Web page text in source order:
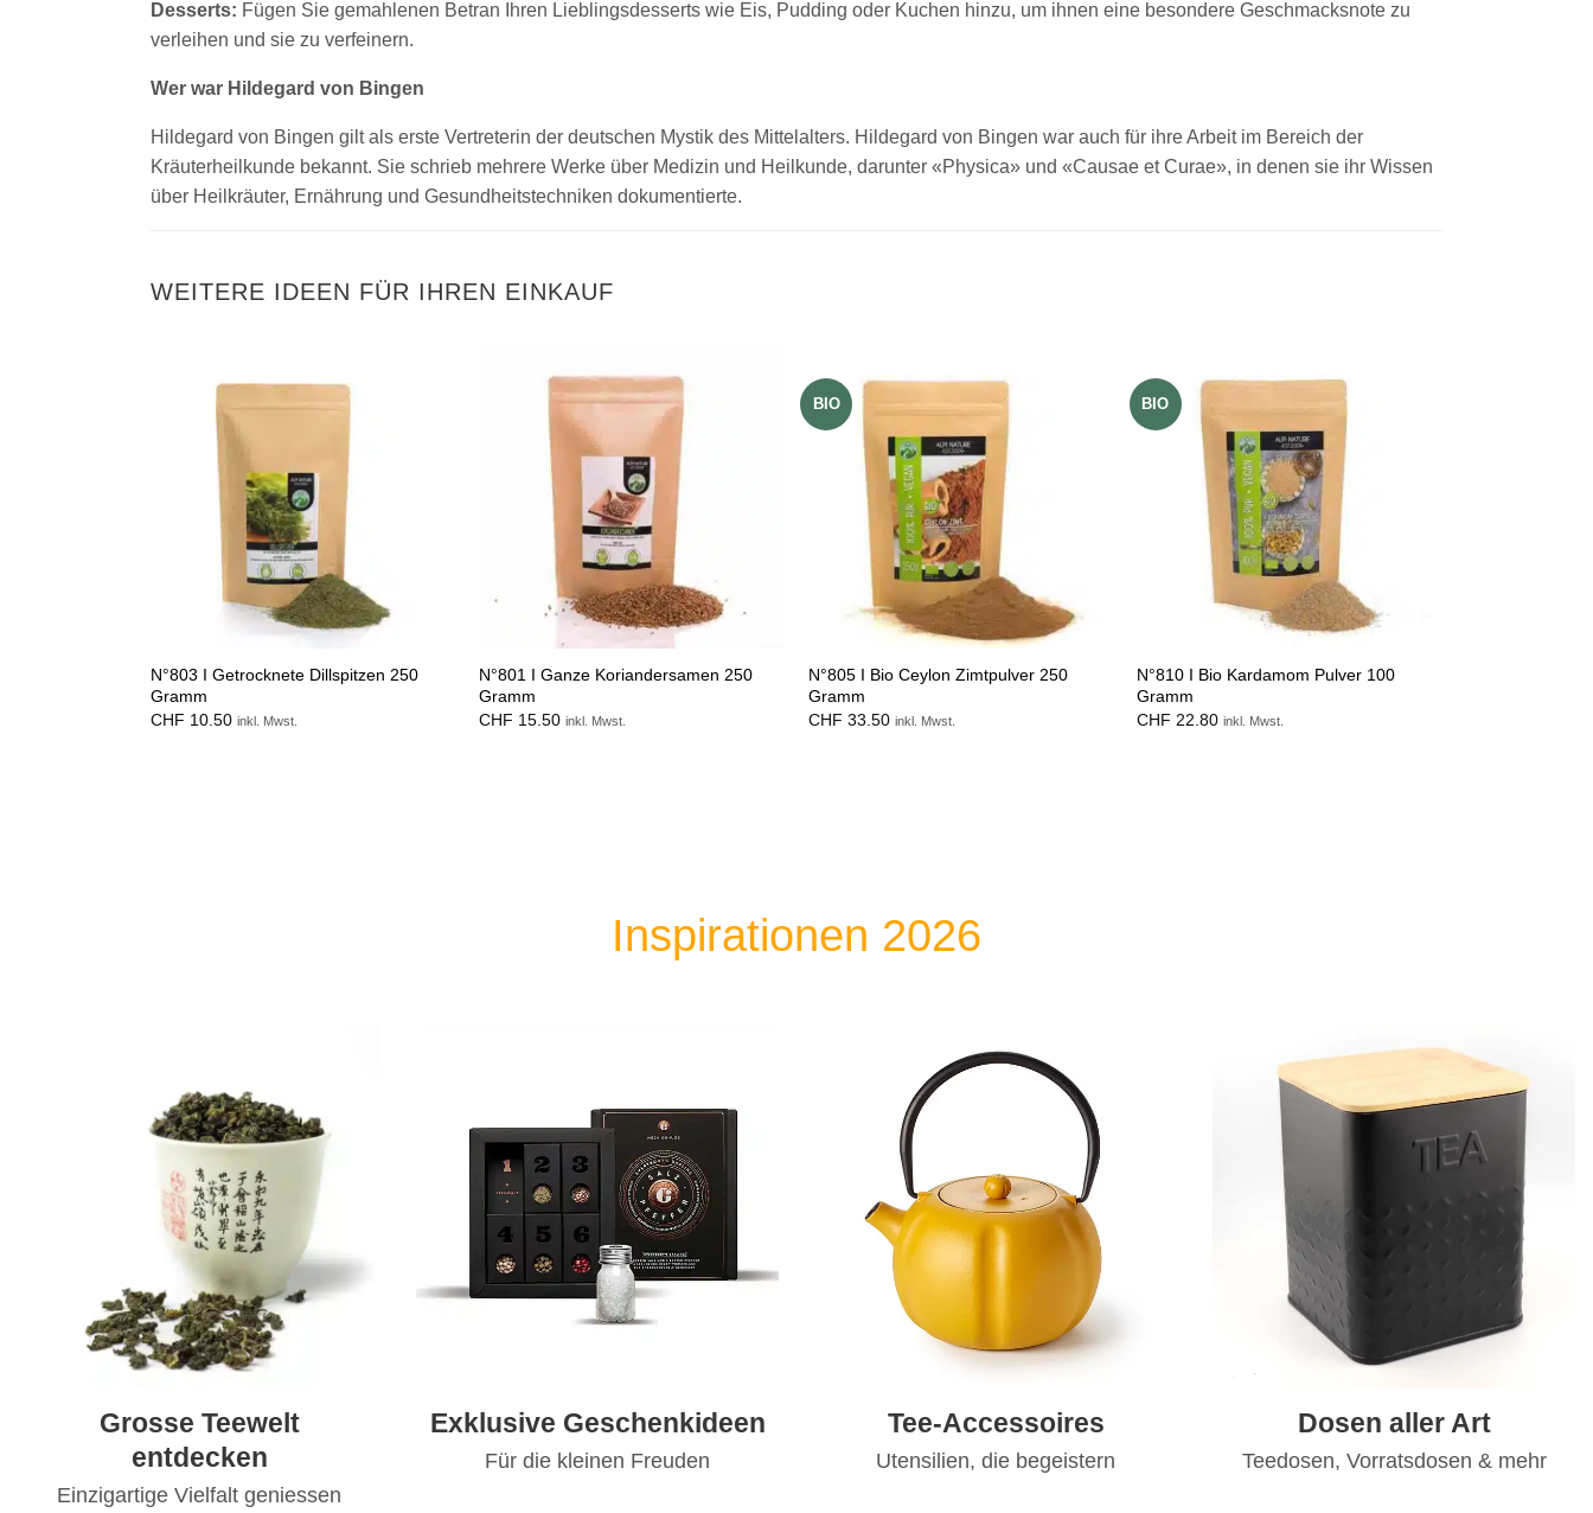
Desserts: Fügen Sie gemahlenen Betran Ihren Lieblingsdesserts wie Eis, Pudding oder Kuchen hinzu, um ihnen eine besondere Geschmacksnote zu
verleihen und sie zu verfeinern.
Wer war Hildegard von Bingen
Hildegard von Bingen gilt als erste Vertreterin der deutschen Mystik des Mittelalters. Hildegard von Bingen war auch für ihre Arbeit im Bereich der
Kräuterheilkunde bekannt. Sie schrieb mehrere Werke über Medizin und Heilkunde, darunter «Physica» und «Causae et Curae», in denen sie ihr Wissen
über Heilkräuter, Ernährung und Gesundheitstechniken dokumentierte.
WEITERE IDEEN FÜR IHREN EINKAUF
N°803 I Getrocknete Dillspitzen 250
Gramm
CHF 10.50 inkl. Mwst.
N°801 I Ganze Koriandersamen 250
Gramm
CHF 15.50 inkl. Mwst.
BIO
N°805 I Bio Ceylon Zimtpulver 250
Gramm
CHF 33.50 inkl. Mwst.
BIO
N°810 I Bio Kardamom Pulver 100
Gramm
CHF 22.80 inkl. Mwst.
Inspirationen 2026
Grosse Teewelt
entdecken
Einzigartige Vielfalt geniessen
Exklusive Geschenkideen
Für die kleinen Freuden
Tee-Accessoires
Utensilien, die begeistern
Dosen aller Art
Teedosen, Vorratsdosen & mehr